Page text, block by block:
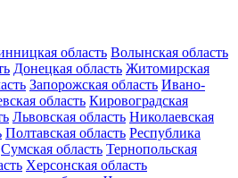
область Волынская область
Донецкая область Житомирская
Запорожская область Ивано-
область Кировоградская
Львовская область Николаевская
Полтавская область Республика
Сумская область Тернопольская
Херсонская область